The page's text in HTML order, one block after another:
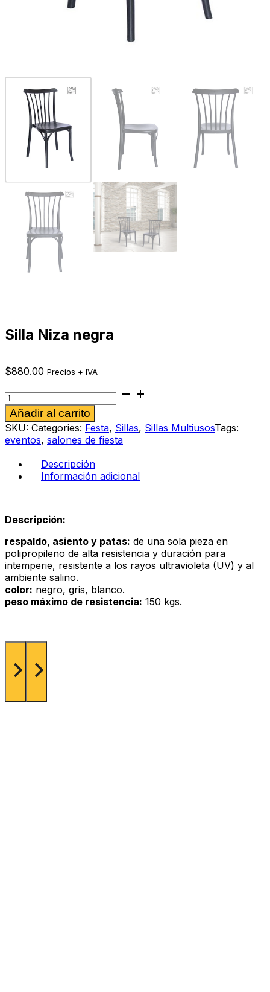
Silla Niza negra
$880.00 Precios + IVA
Silla
Niza
negra
cantidad
Añadir al carrito
SKU: Categories: Festa, Sillas, Sillas MultiusosTags:
eventos, salones de fiesta
Descripción
Información adicional
Descripción:
respaldo, asiento y patas: de una sola pieza en
polipropileno de alta resistencia y duración para
intemperie, resistente a los rayos ultravioleta (UV) y al
ambiente salino.
color: negro, gris, blanco.
peso máximo de resistencia: 150 kgs.